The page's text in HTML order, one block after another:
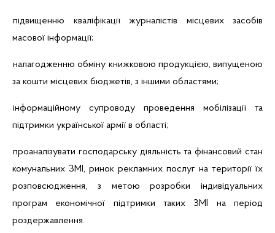
підвищенню кваліфікації журналістів місцевих засобів
масової інформації;
налагодженню обміну книжковою продукцією, випущеною
за кошти місцевих бюджетів, з іншими областями;
інформаційному супроводу проведення мобілізації та
підтримки української армії в області;
проаналізувати господарську діяльність та фінансовий стан
комунальних ЗМІ, ринок рекламних послуг на території їх
розповсюдження, з метою розробки індивідуальних
програм економічної підтримки таких ЗМІ на період
роздержавлення.